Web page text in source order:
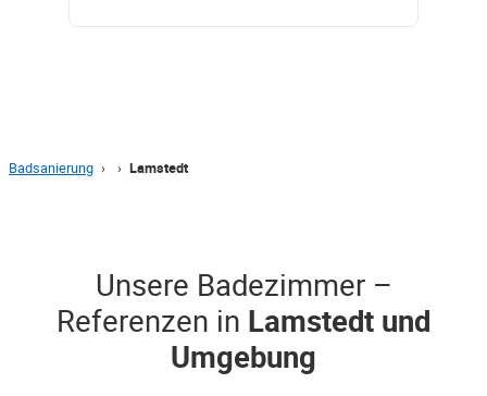
Badsanierung › › Lamstedt
Unsere Badezimmer –
Referenzen in Lamstedt und
Umgebung